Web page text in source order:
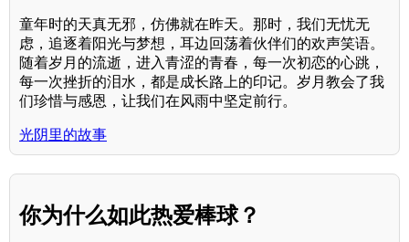
童年时的天真无邪，仿佛就在昨天。那时，我们无忧无
虑，追逐着阳光与梦想，耳边回荡着伙伴们的欢声笑语。
随着岁月的流逝，进入青涩的青春，每一次初恋的心跳，
每一次挫折的泪水，都是成长路上的印记。岁月教会了我
们珍惜与感恩，让我们在风雨中坚定前行。
光阴里的故事
你为什么如此热爱棒球？